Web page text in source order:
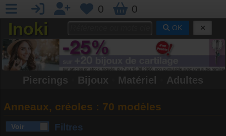
0 0
Inoki OK
Piercings Bijoux Matériel Adultes
Anneaux, créoles : 70 modèles
Filtres